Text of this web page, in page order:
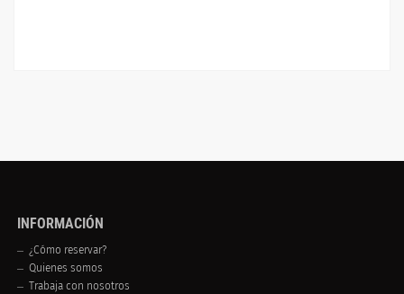
INFORMACIÓN
¿Cómo reservar?
Quienes somos
Trabaja con nosotros